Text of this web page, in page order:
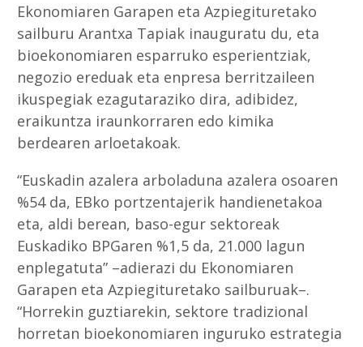
Ekonomiaren Garapen eta Azpiegituretako
sailburu Arantxa Tapiak inauguratu du, eta
bioekonomiaren esparruko esperientziak,
negozio ereduak eta enpresa berritzaileen
ikuspegiak ezagutaraziko dira, adibidez,
eraikuntza iraunkorraren edo kimika
berdearen arloetakoak.
“Euskadin azalera arboladuna azalera osoaren
%54 da, EBko portzentajerik handienetakoa
eta, aldi berean, baso-egur sektoreak
Euskadiko BPGaren %1,5 da, 21.000 lagun
enplegatuta” –adierazi du Ekonomiaren
Garapen eta Azpiegituretako sailburuak–.
“Horrekin guztiarekin, sektore tradizional
horretan bioekonomiaren inguruko estrategia